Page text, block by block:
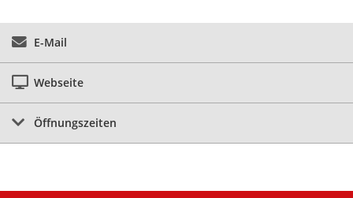
E-Mail
Webseite
Öffnungszeiten